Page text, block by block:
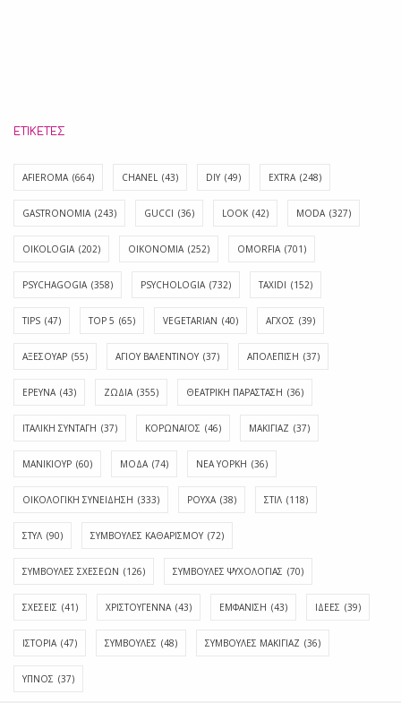
ΕΤΙΚΈΤΕΣ
AFIEROMA (664) CHANEL (43) DIY (49) EXTRA (248)
GASTRONOMIA (243) GUCCI (36) LOOK (42) MODA (327)
OIKOLOGIA (202) OIKONOMIA (252) OMORFIA (701)
PSYCHAGOGIA (358) PSYCHOLOGIA (732) TAXIDI (152)
TIPS (47) TOP 5 (65) VEGETARIAN (40) ΑΓΧΟΣ (39)
ΑΞΕΣΟΥΑΡ (55) ΑΓΊΟΥ ΒΑΛΕΝΤΊΝΟΥ (37) ΑΠΟΛΈΠΙΣΗ (37)
ΕΡΕΥΝΑ (43) ΖΩΔΙΑ (355) ΘΕΑΤΡΙΚΗ ΠΑΡΑΣΤΑΣΗ (36)
ΙΤΑΛΙΚΗ ΣΥΝΤΑΓΗ (37) ΚΟΡΩΝΑΪΟΣ (46) ΜΑΚΙΓΙΑΖ (37)
ΜΑΝΙΚΙΟΥΡ (60) ΜΟΔΑ (74) ΝΕΑ ΥΟΡΚΗ (36)
ΟΙΚΟΛΟΓΙΚΗ ΣΥΝΕΙΔΗΣΗ (333) ΡΟΥΧΑ (38) ΣΤΙΛ (118)
ΣΤΥΛ (90) ΣΥΜΒΟΥΛΕΣ ΚΑΘΑΡΙΣΜΟΥ (72)
ΣΥΜΒΟΥΛΕΣ ΣΧΕΣΕΩΝ (126) ΣΥΜΒΟΥΛΕΣ ΨΥΧΟΛΟΓΙΑΣ (70)
ΣΧΕΣΕΙΣ (41) ΧΡΙΣΤΟΥΓΕΝΝΑ (43) ΕΜΦΆΝΙΣΗ (43) ΙΔΈΕΣ (39)
ΙΣΤΟΡΊΑ (47) ΣΥΜΒΟΥΛΈΣ (48) ΣΥΜΒΟΥΛΈΣ ΜΑΚΙΓΙΆΖ (36)
ΎΠΝΟΣ (37)